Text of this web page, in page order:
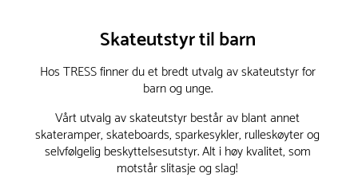
Skateutstyr til barn
Hos TRESS finner du et bredt utvalg av skateutstyr for
barn og unge.
Vårt utvalg av skateutstyr består av blant annet
skateramper, skateboards, sparkesykler, rulleskøyter og
selvfølgelig beskyttelsesutstyr. Alt i høy kvalitet, som
motstår slitasje og slag!